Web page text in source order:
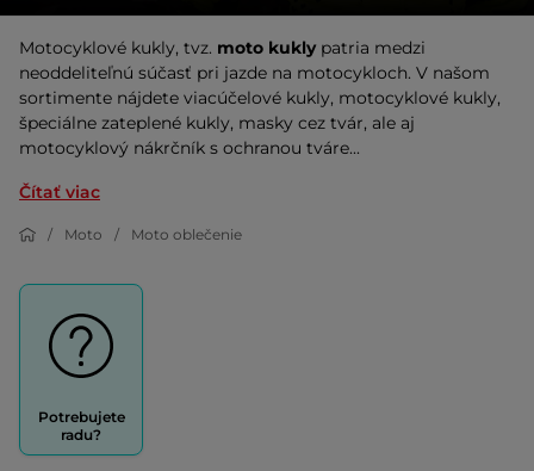
Motocyklové kukly, tvz. moto kuklypatria medzi
neoddeliteľnú súčasť pri jazde na motocykloch. V našom
sortimente nájdete viacúčelové kukly, motocyklové kukly,
špeciálne zateplené kukly, masky cez tvár, ale aj
motocyklový nákrčník s ochranou tváre...
Čítať viac
Moto Moto oblečenie
Potrebujete
radu?